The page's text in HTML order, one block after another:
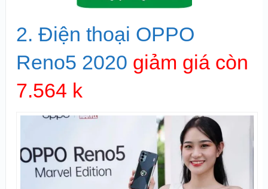
2. Điện thoại OPPO
Reno5 2020 giảm giá còn
7.564 k